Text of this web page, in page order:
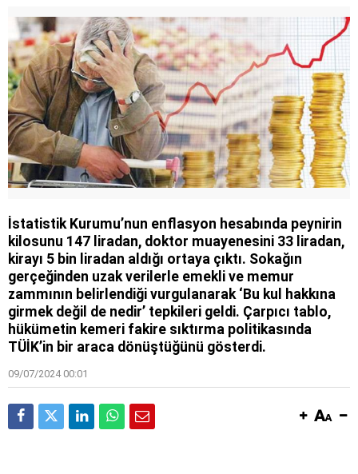
İstatistik Kurumu’nun enflasyon hesabında peynirin
kilosunu 147 liradan, doktor muayenesini 33 liradan,
kirayı 5 bin liradan aldığı ortaya çıktı. Sokağın
gerçeğinden uzak verilerle emekli ve memur
zammının belirlendiği vurgulanarak ‘Bu kul hakkına
girmek değil de nedir’ tepkileri geldi. Çarpıcı tablo,
hükümetin kemeri fakire sıktırma politikasında
TÜİK’in bir araca dönüştüğünü gösterdi.
09/07/2024 00:01